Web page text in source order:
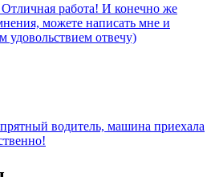
работа! И конечно же
можете написать мне и
удовольствием отвечу)
водитель, машина приехала